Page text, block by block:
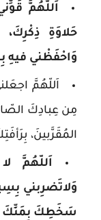
اَللّهُمَّ
حَلاوَةِ
وَاحْفَظْني فيهِ
اَللّهُمَّ
مِن عِبادِكَ
المُقَرَّبينَ،
اَللّهُمَّ
وَلاتَضرِبني
سَخَطِكَ بِمَنِّكَ